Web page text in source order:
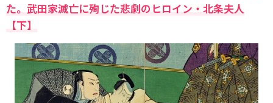
た。武田家滅亡に殉じた悲劇のヒロイン・北条夫人
【下】